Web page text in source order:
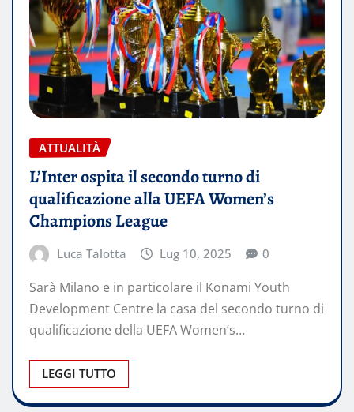
ATTUALITÀ
L’Inter ospita il secondo turno di
qualificazione alla UEFA Women’s
Champions League
Luca Talotta Lug 10, 2025 0
Sarà Milano e in particolare il Konami Youth
Development Centre la casa del secondo turno di
qualificazione della UEFA Women’s…
LEGGI TUTTO